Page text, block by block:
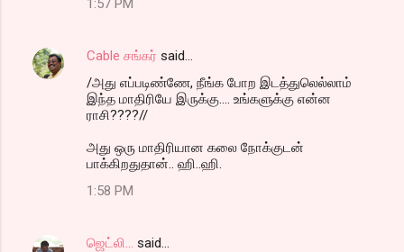
Cable சங்கர் said…
/அது எப்படிண்ணே, நீங்க போற இடத்துலெல்லாம்
இந்த மாதிரியே இருக்கு.... உங்களுக்கு என்ன
ராசி????//
அது ஒரு மாதிரியான கலை நோக்குடன்
பாக்கிறதுதான்.. ஹி..ஹி.
1:58 PM
ஜெட்லி...
said…